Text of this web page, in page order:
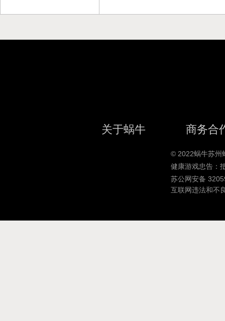
关于蜗牛 商务合
© 2022蜗牛苏州
健康游戏忠告：
苏公网安备
互联网违法和不